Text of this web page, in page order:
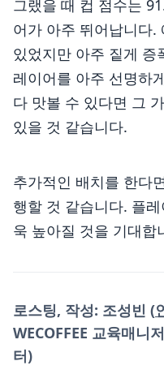
그랬을 때 컵 점수는
어가 아주 뛰어납니다.
있었지만 아주 짙게 증
레이어를 아주 선명하
다 맛볼 수 있다면 그
있을 것 같습니다.
추가적인 배치를 한다
행할 것 같습니다. 플
욱 높아질 것을 기대합
로스팅, 작성: 조성빈 (
WECOFFEE 교육매니
터)